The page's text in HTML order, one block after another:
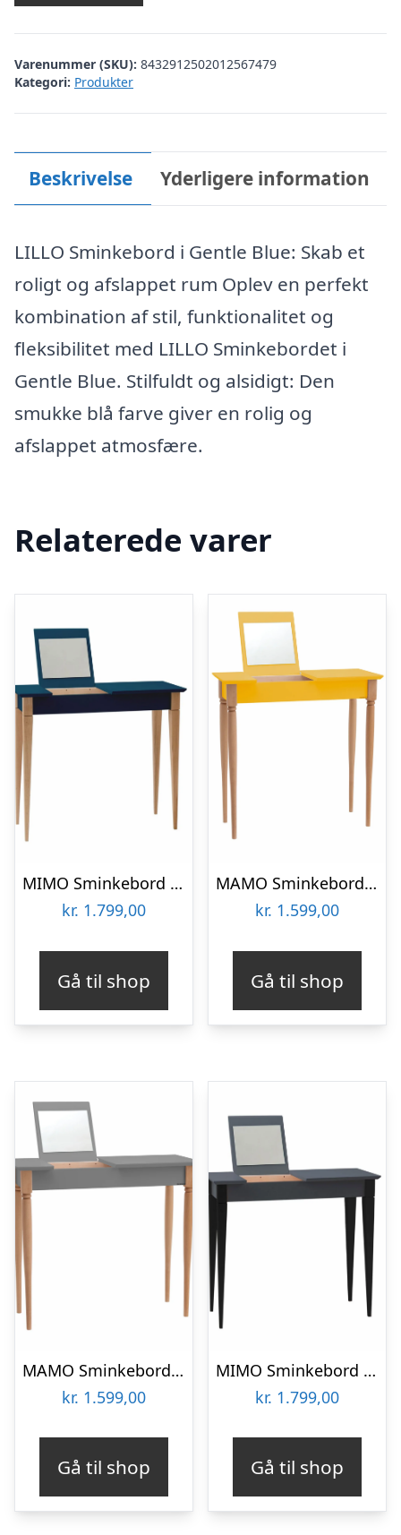
Varenummer (SKU): 8432912502012567479
Kategori: Produkter
Beskrivelse Yderligere information
LILLO Sminkebord i Gentle Blue: Skab et
roligt og afslappet rum Oplev en perfekt
kombination af stil, funktionalitet og
fleksibilitet med LILLO Sminkebordet i
Gentle Blue. Stilfuldt og alsidigt: Den
smukke blå farve giver en rolig og
afslappet atmosfære.
Relaterede varer
MIMO Sminkebord med spejl – 85x35cm Petrolblå
kr. 1.799,00
Gå til shop
MAMO Sminkebord med spejl, 65x35cm, Gul
kr. 1.599,00
Gå til shop
MAMO Sminkebord med spejl – 65x35cm Mørkegrå
kr. 1.599,00
Gå til shop
MIMO Sminkebord med spejl – 85×35 cm sorte ben / grafit
kr. 1.799,00
Gå til shop